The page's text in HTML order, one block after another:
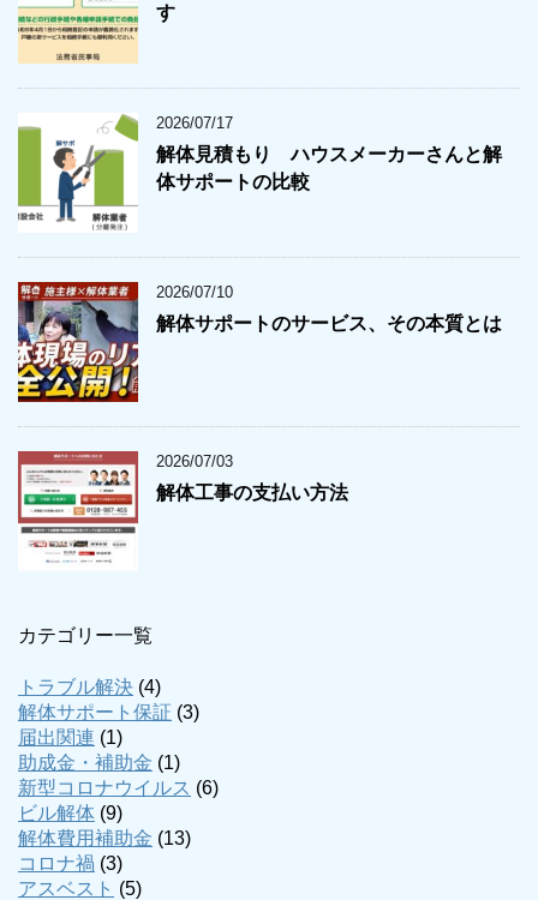
す
2026/07/17
解体見積もり ハウスメーカーさんと解
体サポートの比較
2026/07/10
解体サポートのサービス、その本質とは
2026/07/03
解体工事の支払い方法
カテゴリー一覧
トラブル解決 (4)
解体サポート保証 (3)
届出関連 (1)
助成金・補助金 (1)
新型コロナウイルス (6)
ビル解体 (9)
解体費用補助金 (13)
コロナ禍 (3)
アスベスト (5)